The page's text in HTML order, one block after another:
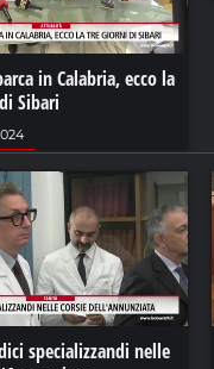
in Calabria, ecco la
Sibari
specializzandi nelle